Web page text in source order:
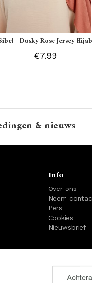
- Dusky Rose Jersey Hijab
€7.99
& nieuws
Info
Over ons
Neem
Pers
Cookies
Nieuwsbrief